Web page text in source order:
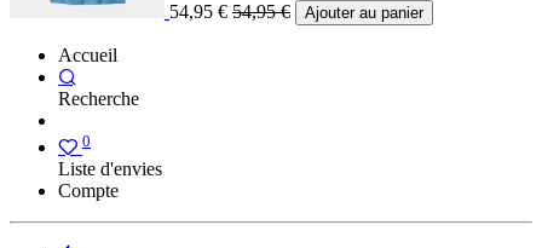
54,95 € 54,95€ Ajouter au panier
Accueil
Recherche
0
Liste d'envies
Compte